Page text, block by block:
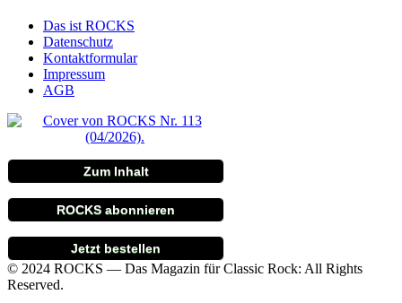
Das ist ROCKS
Datenschutz
Kontaktformular
Impressum
AGB
Zum Inhalt
ROCKS abonnieren
Jetzt bestellen
© 2024 ROCKS — Das Magazin für Classic Rock: All Rights
Reserved.